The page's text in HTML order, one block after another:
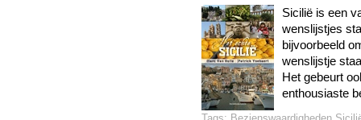
Sicilië is een
wenslijstjes
bijvoorbeeld
wenslijstje
Het gebeurt
enthousiaste